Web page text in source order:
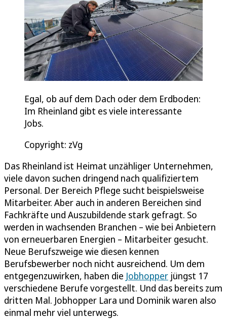
Egal, ob auf dem Dach oder dem Erdboden:
Im Rheinland gibt es viele interessante
Jobs.
Copyright: zVg
Das Rheinland ist Heimat unzähliger Unternehmen,
viele davon suchen dringend nach qualifiziertem
Personal. Der Bereich Pflege sucht beispielsweise
Mitarbeiter. Aber auch in anderen Bereichen sind
Fachkräfte und Auszubildende stark gefragt. So
werden in wachsenden Branchen – wie bei Anbietern
von erneuerbaren Energien – Mitarbeiter gesucht.
Neue Berufszweige wie diesen kennen
Berufsbewerber noch nicht ausreichend. Um dem
entgegenzuwirken, haben die Jobhopper jüngst 17
verschiedene Berufe vorgestellt. Und das bereits zum
dritten Mal. Jobhopper Lara und Dominik waren also
einmal mehr viel unterwegs.